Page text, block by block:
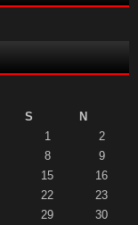
S
N
1
2
8
9
15
16
22
23
29
30